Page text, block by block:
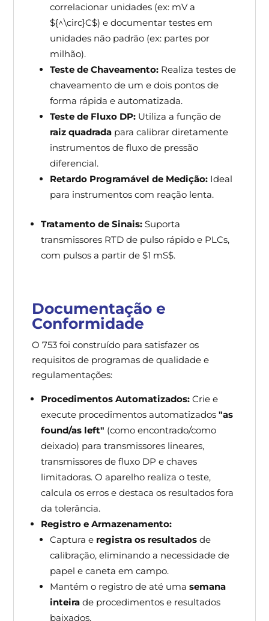
correlacionar unidades (ex: mV a
${^\circ}C$) e documentar testes em
unidades não padrão (ex: partes por
milhão).
Teste de Chaveamento: Realiza testes de
chaveamento de um e dois pontos de
forma rápida e automatizada.
Teste de Fluxo DP: Utiliza a função de
raiz quadrada para calibrar diretamente
instrumentos de fluxo de pressão
diferencial.
Retardo Programável de Medição: Ideal
para instrumentos com reação lenta.
Tratamento de Sinais: Suporta
transmissores RTD de pulso rápido e PLCs,
com pulsos a partir de $1 mS$.
Documentação e
Conformidade
O 753 foi construído para satisfazer os
requisitos de programas de qualidade e
regulamentações:
Procedimentos Automatizados: Crie e
execute procedimentos automatizados"as
found/as left" (como encontrado/como
deixado) para transmissores lineares,
transmissores de fluxo DP e chaves
limitadoras. O aparelho realiza o teste,
calcula os erros e destaca os resultados fora
da tolerância.
Registro e Armazenamento:
Captura e registra os resultados de
calibração, eliminando a necessidade de
papel e caneta em campo.
Mantém o registro de até umasemana
inteira de procedimentos e resultados
baixados.